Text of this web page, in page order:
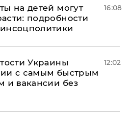
на детей могут
подробности
16:08
Украины
с самым быстрым
и вакансии без
12:02